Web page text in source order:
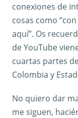
conexiones de
cosas como
aquí”. Os
de YouTube
cuartas partes
Colombia y
No quiero dar
me siguen,